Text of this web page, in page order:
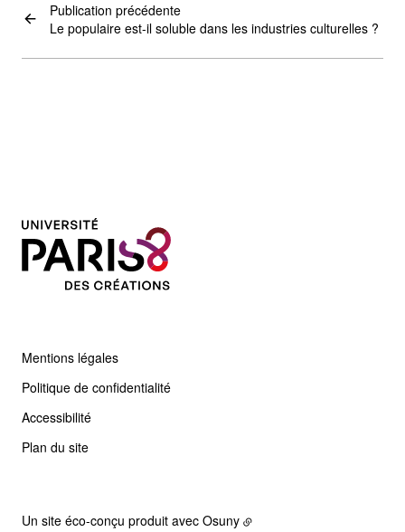
Publication précédente
Le populaire est-il soluble dans les industries culturelles ?
Mentions légales
Politique de confidentialité
Accessibilité
Plan du site
Un site éco-conçu produit avec Osuny